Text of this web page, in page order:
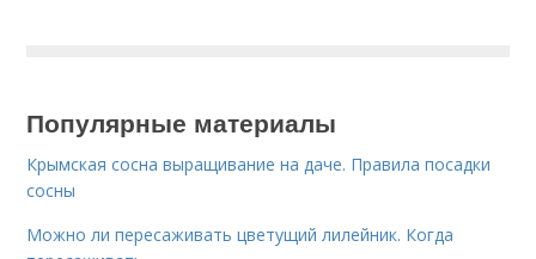
Популярные материалы
Крымская сосна выращивание на даче. Правила посадки
сосны
Можно ли пересаживать цветущий лилейник. Когда